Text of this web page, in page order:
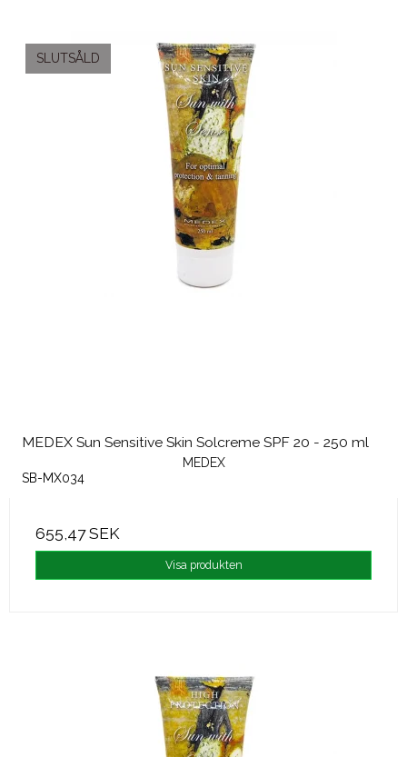
SLUTSÅLD
MEDEX Sun Sensitive Skin Solcreme SPF 20 - 250 ml
MEDEX
SB-MX034
655,47 SEK
Visa produkten